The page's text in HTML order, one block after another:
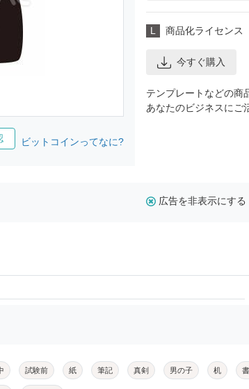
ビットコインってなに?
L 商品化ライセンス
今すぐ購入
テンプレートなどの商
あなたのビジネスにご
広告を非表示にする
試験前 紙 筆記 真剣 男の子 机